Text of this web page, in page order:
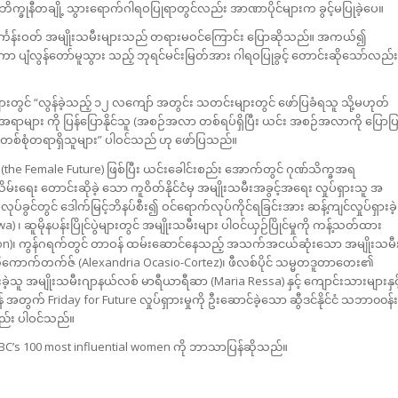
ခုနီတချို့ သွားရောက်ဂါရဝပြုရာတွင်လည်း အာဏာပိုင်များက ခွင့်မပြုခဲ့ပေ။
းဝတ် အမျိုးသမီးများသည် တရားမဝင်ကြောင်း ပြောဆိုသည်။ အကယ်၍
ျံလွန်တော်မူသွား သည့် ဘုရင်မင်းမြတ်အား ဂါရဝပြုခွင့် တောင်းဆိုသော်လည်း
းတွင် “လွန်ခဲ့သည့် ၁၂ လကျော် အတွင်း သတင်းများတွင် ဖော်ပြခံရသူ သို့မဟုတ်
ရာများ ကို ပြန်ပြောနိုင်သူ (အစဉ်အလာ တစ်ရပ်ရှိပြီး ယင်း အစဉ်အလာကို ပြောပြ
စုံတရာရှိသူများ” ပါဝင်သည် ဟု ဖော်ပြသည်။
Female Future) ဖြစ်ပြီး ယင်းခေါင်းစည်း အောက်တွင် ဂုဏ်သိက္ခအရ
မ်းရေး တောင်းဆိုခဲ့ သော ကူဝိတ်နိုင်ငံမှ အမျိုးသမီးအခွင့်အရေး လှုပ်ရှားသူ အ
လုပ်ခွင်တွင် ဒေါက်မြင့်ဘိနပ်စီး၍ ဝင်ရောက်လုပ်ကိုင်ရခြင်းအား ဆန့်ကျင်လှုပ်ရှားခဲ့
၊ ဆူမိုနပန်းပြိုင်ပွဲများတွင် အမျိုးသမီးများ ပါဝင်ယှဉ်ပြိုင်မှုကို ကန့်သတ်ထား
၊ ကွန်ဂရက်တွင် တာဝန် ထမ်းဆောင်နေသည့် အသက်အငယ်ဆုံးသော အမျိုးသမီ
က်ဇ် (Alexandria Ocasio-Cortez)၊ ဖီလစ်ပိုင် သမ္မတဒူတာတေး၏
အမျိုးသမီးဂျာနယ်လစ် မာရီယာရီဆာ (Maria Ressa) နှင့် ကျောင်းသားများနှ
တွက် Friday for Future လှုပ်ရှာားမှုကို ဦးဆောင်ခဲ့သော ဆွီဒင်နိုင်ငံ သဘာ၀၀န်း
း ပါဝင်သည်။
100 most influential women ကို ဘာသာပြန်ဆိုသည်။